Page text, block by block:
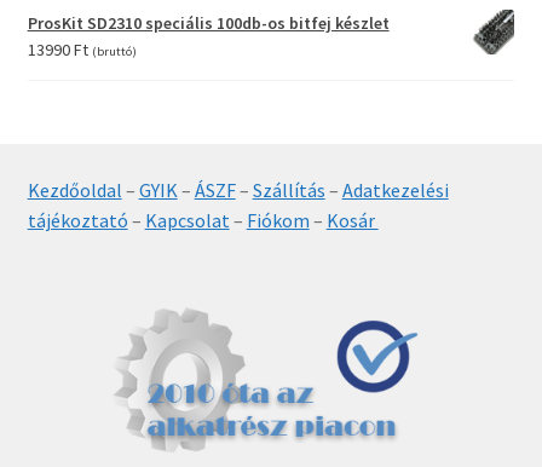
was:
6990 Ft.
is:
ProsKit SD2310 speciális 100db-os bitfej készlet
13990Ft (bruttó)
Kezdőoldal – GYIK– ÁSZF– Szállítás – Adatkezelési
tájékoztató – Kapcsolat– Fiókom – Kosár